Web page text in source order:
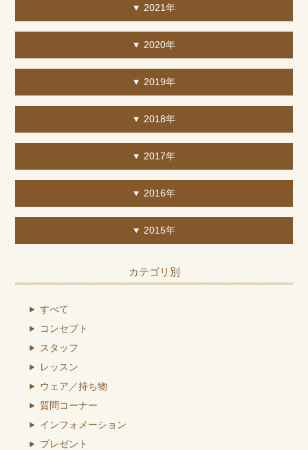
2021年
2020年
2019年
2018年
2017年
2016年
2015年
カテゴリ別
すべて
コンセプト
スタッフ
レッスン
ウェア／持ち物
質問コーナー
インフォメーション
プレゼント